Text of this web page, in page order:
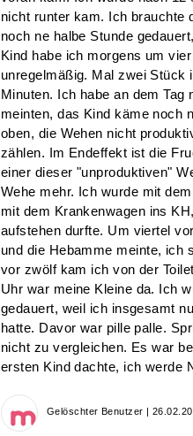
nicht runter kam. Ich brauchte
noch ne halbe Stunde
Kind habe ich morgens um
unregelmäßig. Mal zwei Stück
Minuten. Ich habe an dem
meinten, das Kind käme noch
oben, die Wehen nicht
zählen. Im Endeffekt ist die
einer dieser "unproduktiven"
Wehe mehr. Ich wurde mit
mit dem Krankenwagen ins
aufstehen durfte. Um viertel
und die Hebamme meinte, ich
vor zwölf kam ich von der
Uhr war meine Kleine da. Ich
gedauert, weil ich insgesamt
hatte. Davor war pille palle.
nicht zu vergleichen. Es war
ersten Kind dachte, ich werde
Gelöschter Benutzer |